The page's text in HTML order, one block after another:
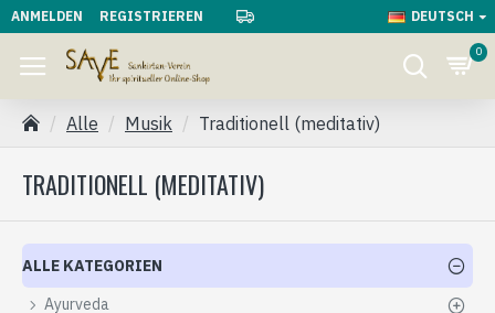
ANMELDEN REGISTRIEREN DEUTSCH
0
Alle Musik Traditionell (meditativ)
TRADITIONELL (MEDITATIV)
ALLE KATEGORIEN
Ayurveda